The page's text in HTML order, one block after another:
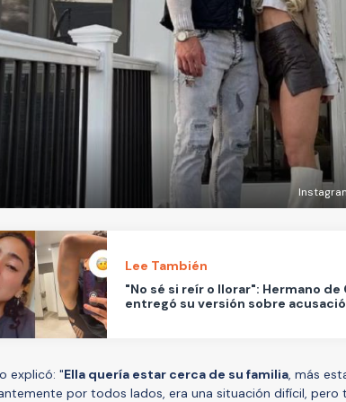
Lee También
"No sé si reír o llorar": Hermano de
entregó su versión sobre
explicó: "Ella quería estar cerca de su familia , más
por todos lados, era una situación difícil, pero